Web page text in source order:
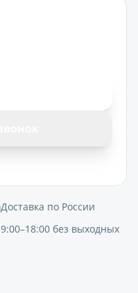
Доставка по России
9:00–18:00 без выходных